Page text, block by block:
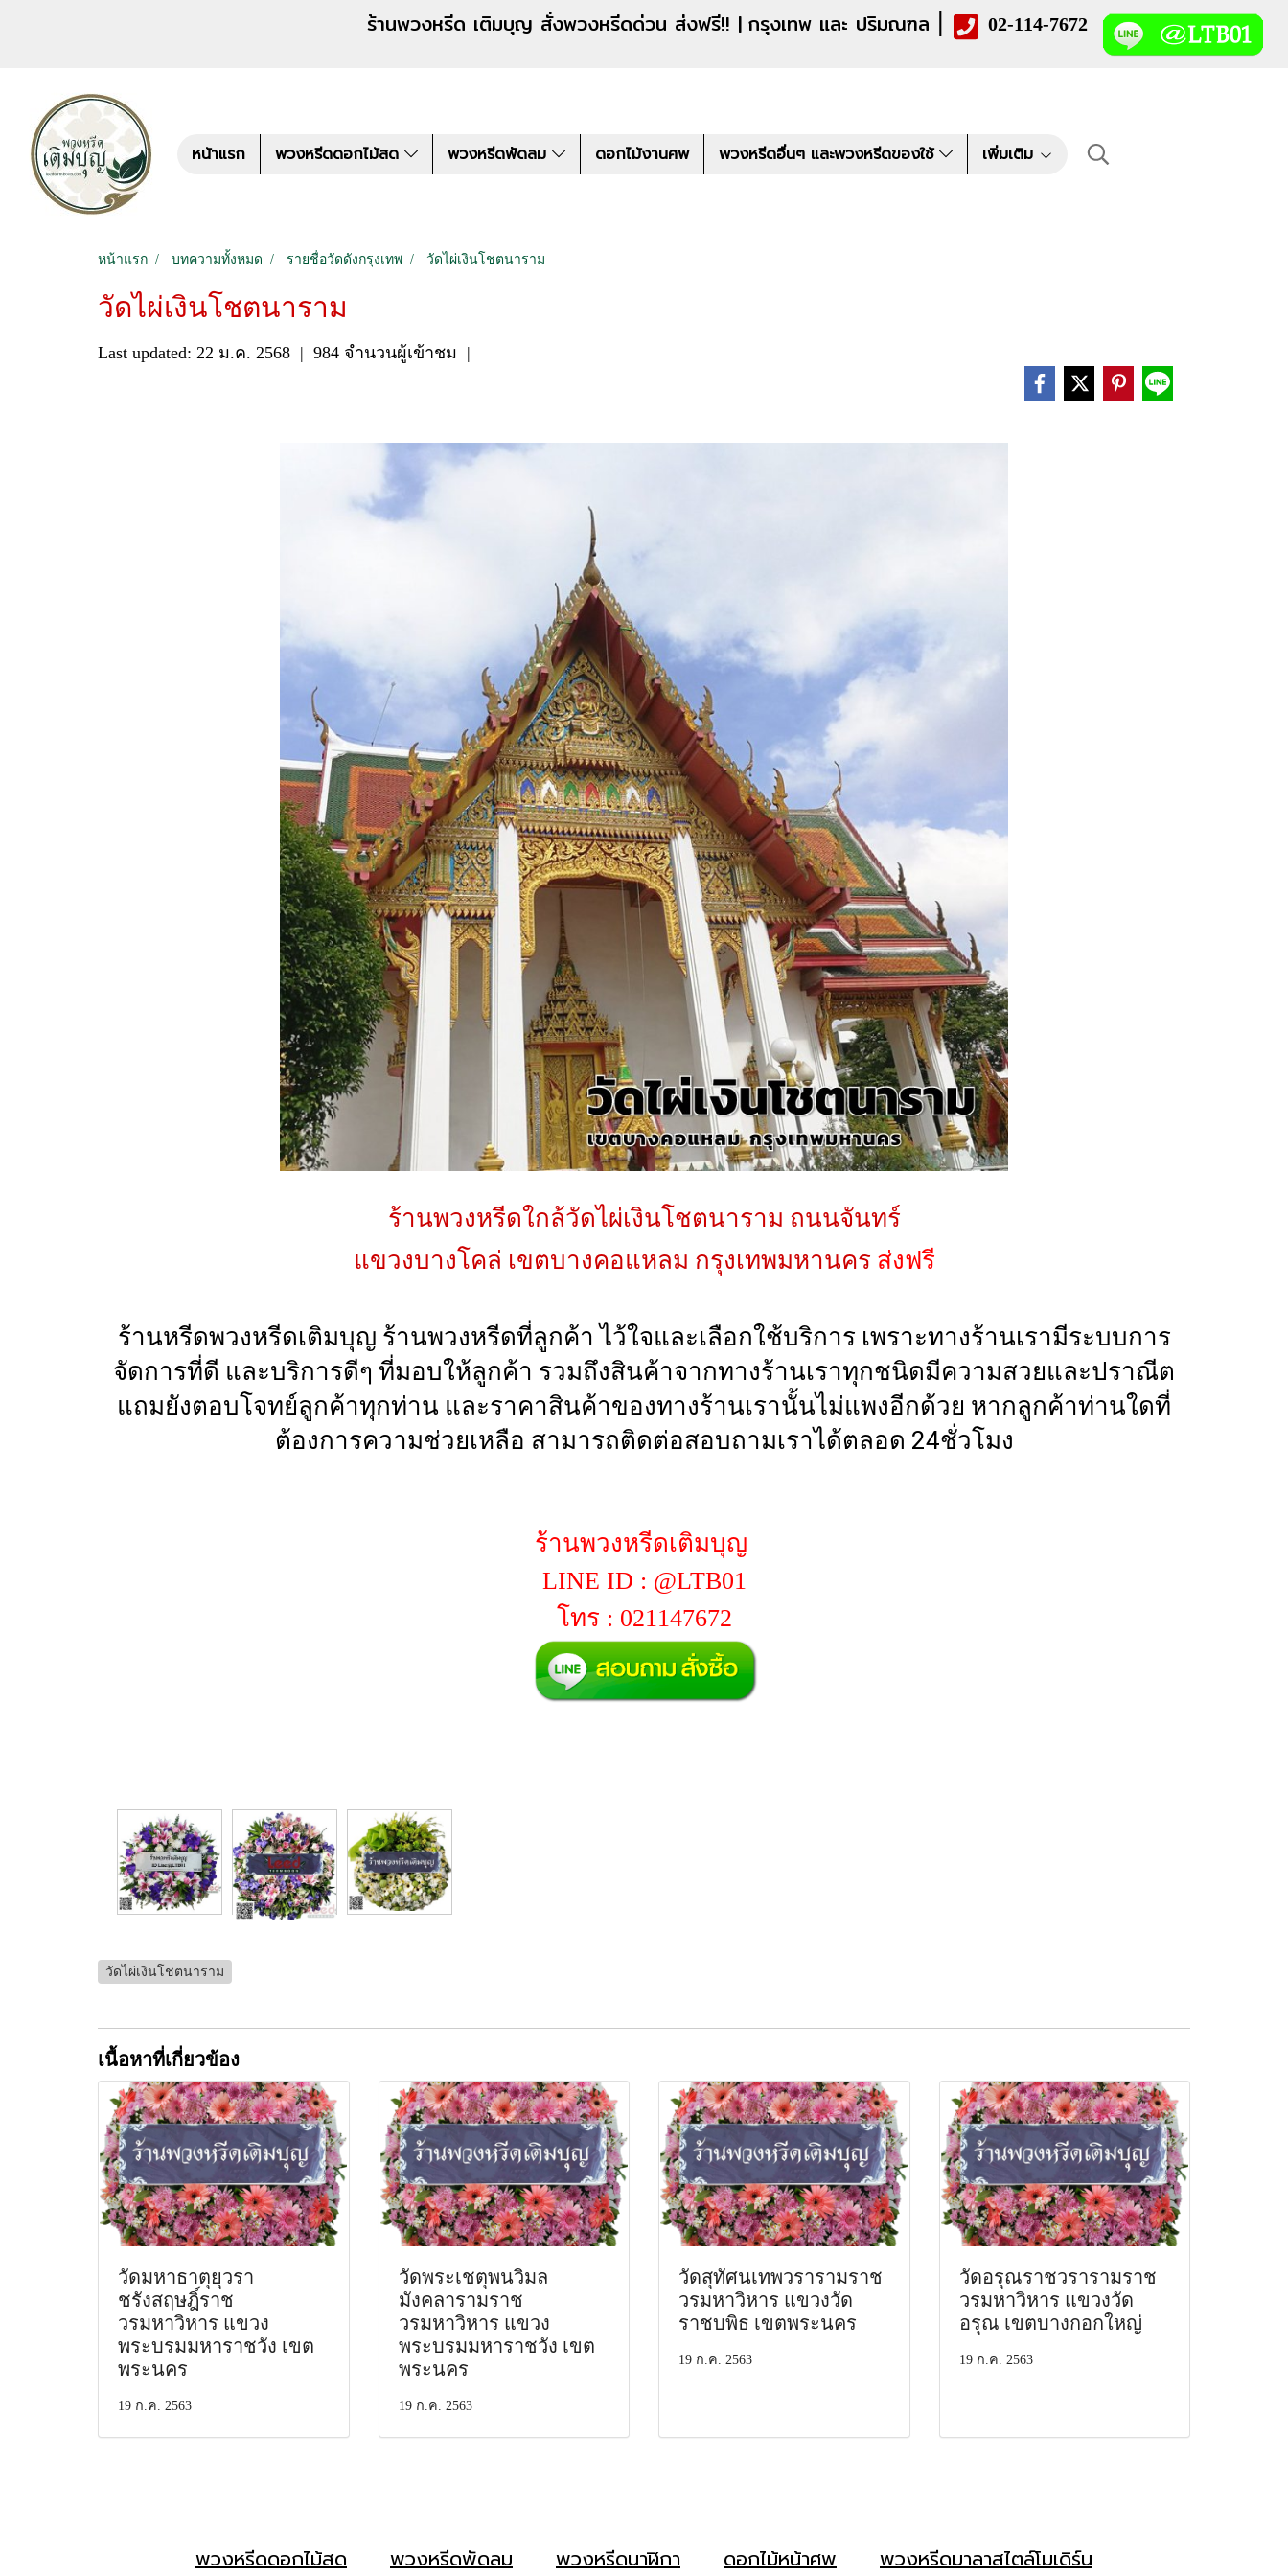
ร้านพวงหรีด เติมบุญ สั่งพวงหรีดด่วน ส่งฟรี!! | กรุงเทพ และ ปริมณฑล | 02-114-7672
หน้าแรก พวงหรีดดอกไม้สด พวงหรีดพัดลม ดอกไม้งานศพ พวงหรีดอื่นๆ และพวงหรีดของใช้ เพิ่มเติม
หน้าแรก บทความทั้งหมด รายชื่อวัดดังกรุงเทพ วัดไผ่เงินโชตนาราม
วัดไผ่เงินโชตนาราม
Last updated: 22 ม.ค. 2568 | 984 จำนวนผู้เข้าชม |
ร้านพวงหรีดใกล้วัดไผ่เงินโชตนาราม ถนนจันทร์
แขวงบางโคล่ เขตบางคอแหลม กรุงเทพมหานคร ส่งฟรี
ร้านหรีดพวงหรีดเติมบุญ ร้านพวงหรีดที่ลูกค้า ไว้ใจและเลือกใช้บริการ เพราะทางร้านเรามีระบบการ
จัดการที่ดี และบริการดีๆ ที่มอบให้ลูกค้า รวมถึงสินค้าจากทางร้านเราทุกชนิดมีความสวยและปราณีต
แถมยังตอบโจทย์ลูกค้าทุกท่าน และราคาสินค้าของทางร้านเรานั้นไม่แพงอีกด้วย หากลูกค้าท่านใดที่
ต้องการความช่วยเหลือ สามารถติดต่อสอบถามเราได้ตลอด 24ชั่วโมง
ร้านพวงหรีดเติมบุญ
LINE ID : @LTB01
โทร : 021147672
วัดไผ่เงินโชตนาราม
เนื้อหาที่เกี่ยวข้อง
วัดมหาธาตุยุวรา
ชรังสฤษฎิ์ราช
วรมหาวิหาร แขวง
พระบรมมหาราชวัง เขต
พระนคร
19 ก.ค. 2563
วัดพระเชตุพนวิมล
มังคลารามราช
วรมหาวิหาร แขวง
พระบรมมหาราชวัง เขต
พระนคร
19 ก.ค. 2563
วัดสุทัศนเทพวรารามราช
วรมหาวิหาร แขวงวัด
ราชบพิธ เขตพระนคร
19 ก.ค. 2563
วัดอรุณราชวรารามราช
วรมหาวิหาร แขวงวัด
อรุณ เขตบางกอกใหญ่
19 ก.ค. 2563
พวงหรีดดอกไม้สด พวงหรีดพัดลม พวงหรีดนาฬิกา ดอกไม้หน้าศพ พวงหรีดมาลาสไตล์โมเดิร์น